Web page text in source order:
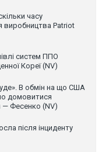
часу
виробництва Patriot
систем ППО
Кореї (NV)
В обмін на що США
домовитися
— Фесенко (NV)
після інциденту